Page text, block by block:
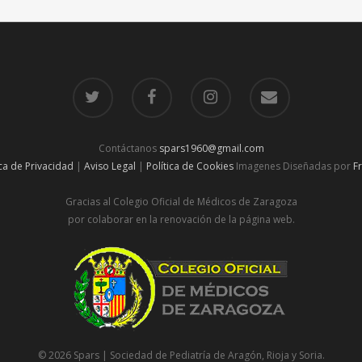
Contáctanos spars1960@gmail.com
de Privacidad | Aviso Legal | Política de Cookies Imagenes Diseñadas por
Gracias al Colegio Oficial de Médicos de Zaragoza
por colaborar en la renovación de la página web.
© 2026 Spars | Sociedad de Pediatría de Aragón, Rioja y Soria.